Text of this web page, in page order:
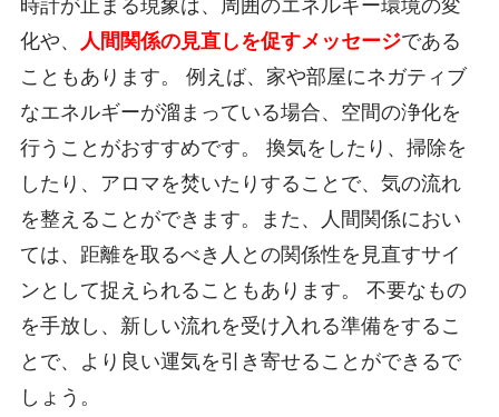
時計が止まる現象は、周囲のエネルギー環境の変
化や、
人間関係の見直しを促すメッセージである
こともあります。 例えば、家や部屋にネガティブ
なエネルギーが溜まっている場合、空間の浄化を
行うことがおすすめです。 換気をしたり、掃除を
したり、アロマを焚いたりすることで、気の流れ
を整えることができます。また、人間関係におい
ては、距離を取るべき人との関係性を見直すサイ
ンとして捉えられることもあります。 不要なもの
を手放し、新しい流れを受け入れる準備をするこ
とで、より良い運気を引き寄せることができるで
しょう。